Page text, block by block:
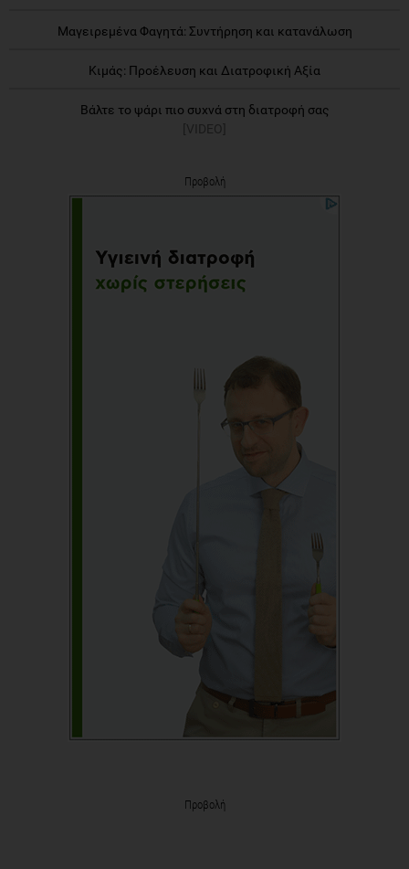
Μαγειρεμένα Φαγητά: Συντήρηση και κατανάλωση
Κιμάς: Προέλευση και Διατροφική Αξία
Βάλτε το ψάρι πιο συχνά στη διατροφή σας
[VIDEO]
Προβολή
Προβολή